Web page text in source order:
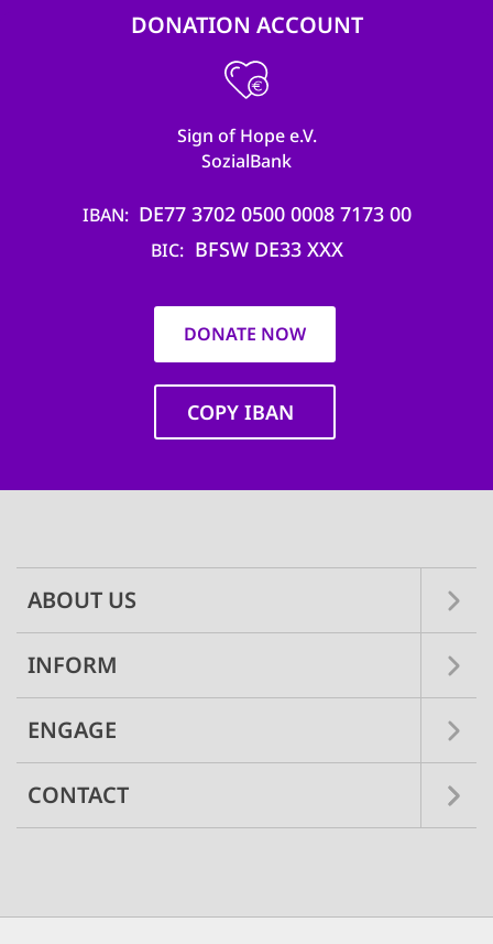
DONATION ACCOUNT
Sign of Hope e.V.
SozialBank
IBAN DE77 3702 0500 0008 7173 00
BIC BFSW DE33 XXX
DONATE NOW
COPY IBAN
ABOUT US
INFORM
ENGAGE
CONTACT